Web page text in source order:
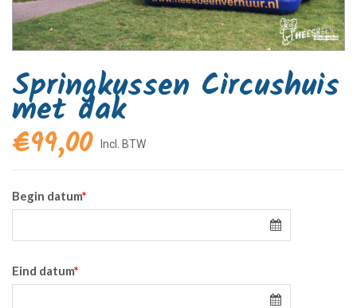
Springkussen Circushuis
met dak
€99,00
Begin datum*
Eind datum*